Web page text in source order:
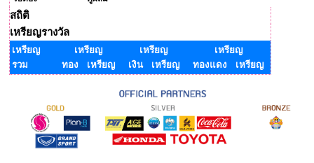
สถิติ
เหรียญรางวัล
เหรียญ
รวม
เหรียญ
ทอง เหรียญ
เหรียญ
เงิน เหรียญ
เหรียญ
ทองแดง เหรียญ